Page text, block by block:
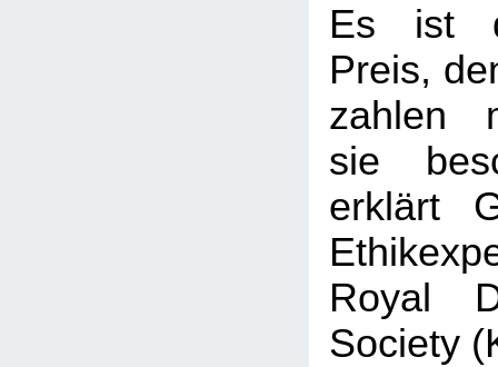
Es ist
Preis,
zahlen
sie
erklärt
Royal
Society